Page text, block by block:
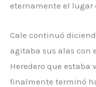
eternamente el lugar
Cale continuó
agitaba sus alas con
Heredero que estaba
finalmente terminó